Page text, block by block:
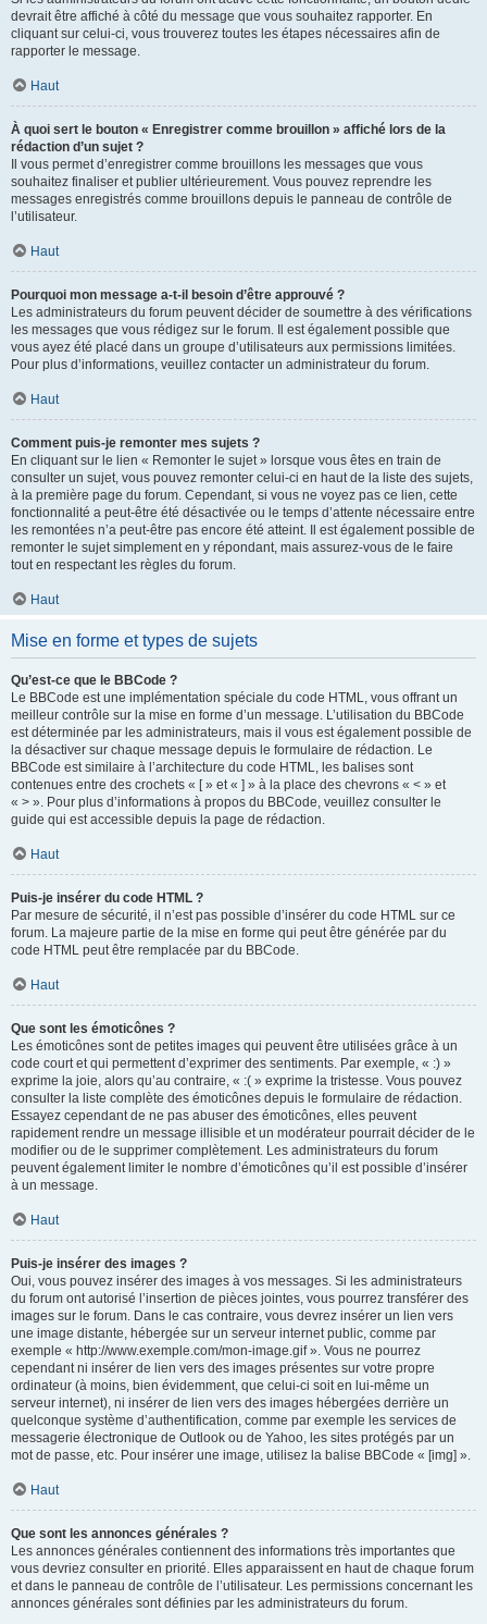
devrait être affiché à côté du message que vous souhaitez rapporter. En
cliquant sur celui-ci, vous trouverez toutes les étapes nécessaires afin de
rapporter le message.
Haut
À quoi sert le bouton « Enregistrer comme brouillon » affiché lors de la
rédaction d’un sujet ?
Il vous permet d’enregistrer comme brouillons les messages que vous
souhaitez finaliser et publier ultérieurement. Vous pouvez reprendre les
messages enregistrés comme brouillons depuis le panneau de contrôle de
l’utilisateur.
Haut
Pourquoi mon message a-t-il besoin d’être approuvé ?
Les administrateurs du forum peuvent décider de soumettre à des vérifications
les messages que vous rédigez sur le forum. Il est également possible que
vous ayez été placé dans un groupe d’utilisateurs aux permissions limitées.
Pour plus d’informations, veuillez contacter un administrateur du forum.
Haut
Comment puis-je remonter mes sujets ?
En cliquant sur le lien « Remonter le sujet » lorsque vous êtes en train de
consulter un sujet, vous pouvez remonter celui-ci en haut de la liste des sujets,
à la première page du forum. Cependant, si vous ne voyez pas ce lien, cette
fonctionnalité a peut-être été désactivée ou le temps d’attente nécessaire entre
les remontées n’a peut-être pas encore été atteint. Il est également possible de
remonter le sujet simplement en y répondant, mais assurez-vous de le faire
tout en respectant les règles du forum.
Haut
Mise en forme et types de sujets
Qu’est-ce que le BBCode ?
Le BBCode est une implémentation spéciale du code HTML, vous offrant un
meilleur contrôle sur la mise en forme d’un message. L’utilisation du BBCode
est déterminée par les administrateurs, mais il vous est également possible de
la désactiver sur chaque message depuis le formulaire de rédaction. Le
BBCode est similaire à l’architecture du code HTML, les balises sont
contenues entre des crochets « [ » et « ] » à la place des chevrons « < » et
« > ». Pour plus d’informations à propos du BBCode, veuillez consulter le
guide qui est accessible depuis la page de rédaction.
Haut
Puis-je insérer du code HTML ?
Par mesure de sécurité, il n’est pas possible d’insérer du code HTML sur ce
forum. La majeure partie de la mise en forme qui peut être générée par du
code HTML peut être remplacée par du BBCode.
Haut
Que sont les émoticônes ?
Les émoticônes sont de petites images qui peuvent être utilisées grâce à un
code court et qui permettent d’exprimer des sentiments. Par exemple, « :) »
exprime la joie, alors qu’au contraire, « :( » exprime la tristesse. Vous pouvez
consulter la liste complète des émoticônes depuis le formulaire de rédaction.
Essayez cependant de ne pas abuser des émoticônes, elles peuvent
rapidement rendre un message illisible et un modérateur pourrait décider de le
modifier ou de le supprimer complètement. Les administrateurs du forum
peuvent également limiter le nombre d’émoticônes qu’il est possible d’insérer
à un message.
Haut
Puis-je insérer des images ?
Oui, vous pouvez insérer des images à vos messages. Si les administrateurs
du forum ont autorisé l’insertion de pièces jointes, vous pourrez transférer des
images sur le forum. Dans le cas contraire, vous devrez insérer un lien vers
une image distante, hébergée sur un serveur internet public, comme par
exemple « http://www.exemple.com/mon-image.gif ». Vous ne pourrez
cependant ni insérer de lien vers des images présentes sur votre propre
ordinateur (à moins, bien évidemment, que celui-ci soit en lui-même un
serveur internet), ni insérer de lien vers des images hébergées derrière un
quelconque système d’authentification, comme par exemple les services de
messagerie électronique de Outlook ou de Yahoo, les sites protégés par un
mot de passe, etc. Pour insérer une image, utilisez la balise BBCode « [img] ».
Haut
Que sont les annonces générales ?
Les annonces générales contiennent des informations très importantes que
vous devriez consulter en priorité. Elles apparaissent en haut de chaque forum
et dans le panneau de contrôle de l’utilisateur. Les permissions concernant les
annonces générales sont définies par les administrateurs du forum.